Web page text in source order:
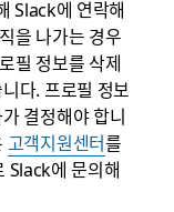
Slack에 연락해
을 나가는 경우
필 정보를 삭제
다. 프로필 정보
결정해야 합니
고객지원센터를
Slack에 문의해